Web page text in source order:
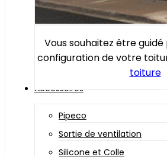
Vous souhaitez être
configuration de votre
toiture
Accessoires
Pipeco
Sortie de ventilation
Silicone et Colle